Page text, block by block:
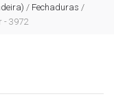
/ Fechaduras /
- 3972